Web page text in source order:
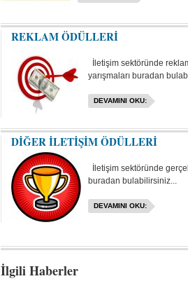
REKLAM ÖDÜLLERİ
İletişim sektöründe
yarışmaları buradan
DEVAMINI OKU:
DİĞER İLETİŞİM ÖDÜLLERİ
İletişim sektöründe
buradan bulabilirsiniz...
DEVAMINI OKU:
İlgili Haberler